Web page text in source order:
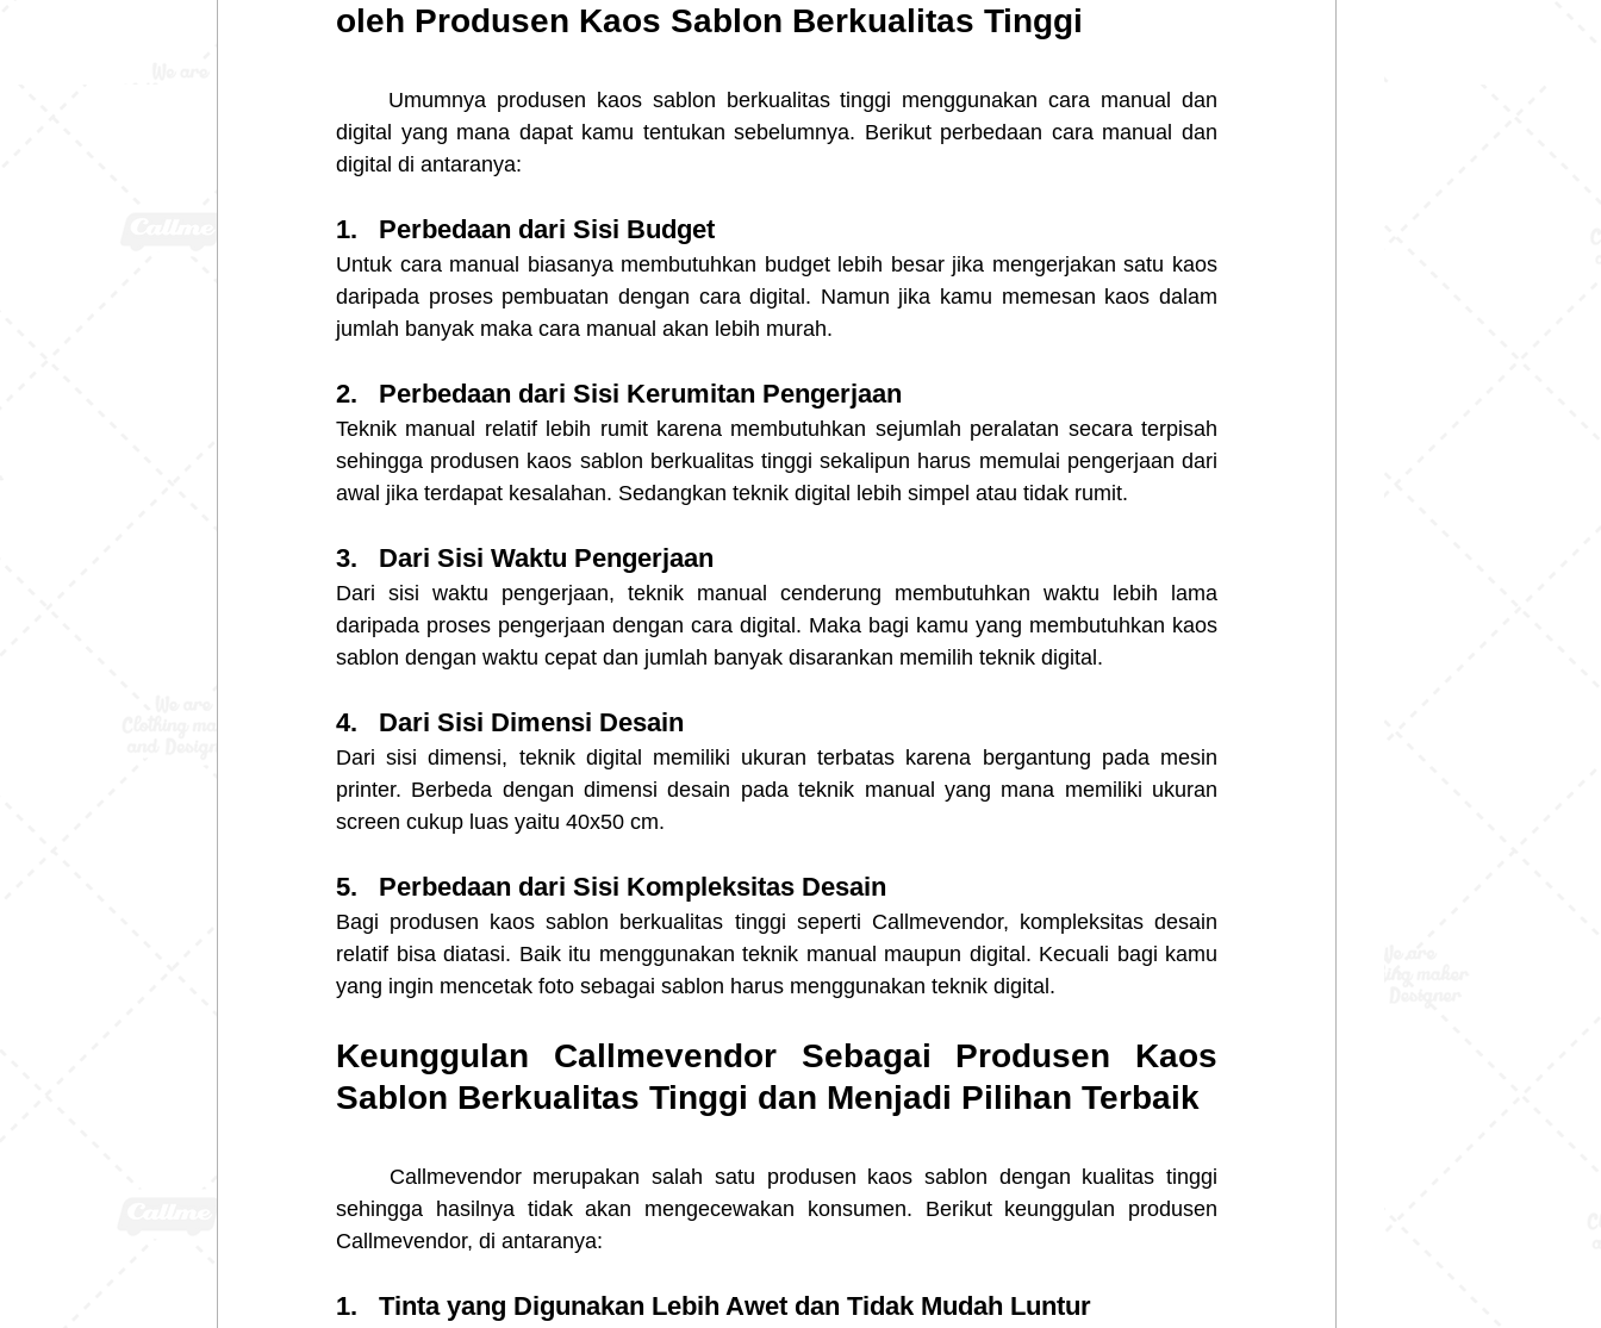
oleh Produsen Kaos Sablon Berkualitas Tinggi
digital yang mana dapat kamu tentukan sebelumnya. Berikut perbedaan cara manual dan
digital di antaranya:
1.   Perbedaan dari Sisi Budget
Untuk cara manual biasanya membutuhkan budget lebih besar jika mengerjakan satu kaos
daripada proses pembuatan dengan cara digital. Namun jika kamu memesan kaos dalam
jumlah banyak maka cara manual akan lebih murah.
2.   Perbedaan dari Sisi Kerumitan Pengerjaan
Teknik manual relatif lebih rumit karena membutuhkan sejumlah peralatan secara terpisah
sehingga produsen kaos sablon berkualitas tinggi sekalipun harus memulai pengerjaan dari
awal jika terdapat kesalahan. Sedangkan teknik digital lebih simpel atau tidak rumit.
3.   Dari Sisi Waktu Pengerjaan
Dari sisi waktu pengerjaan, teknik manual cenderung membutuhkan waktu lebih lama
daripada proses pengerjaan dengan cara digital. Maka bagi kamu yang membutuhkan kaos
sablon dengan waktu cepat dan jumlah banyak disarankan memilih teknik digital.
4.   Dari Sisi Dimensi Desain
Dari sisi dimensi, teknik digital memiliki ukuran terbatas karena bergantung pada mesin
printer. Berbeda dengan dimensi desain pada teknik manual yang mana memiliki ukuran
screen cukup luas yaitu 40x50 cm.
5.   Perbedaan dari Sisi Kompleksitas Desain
Bagi produsen kaos sablon berkualitas tinggi seperti Callmevendor, kompleksitas desain
relatif bisa diatasi. Baik itu menggunakan teknik manual maupun digital. Kecuali bagi kamu
yang ingin mencetak foto sebagai sablon harus menggunakan teknik digital.
Keunggulan Callmevendor Sebagai Produsen Kaos
Sablon Berkualitas Tinggi dan Menjadi Pilihan Terbaik
sehingga hasilnya tidak akan mengecewakan konsumen. Berikut keunggulan produsen
Callmevendor, di antaranya:
1.   Tinta yang Digunakan Lebih Awet dan Tidak Mudah Luntur